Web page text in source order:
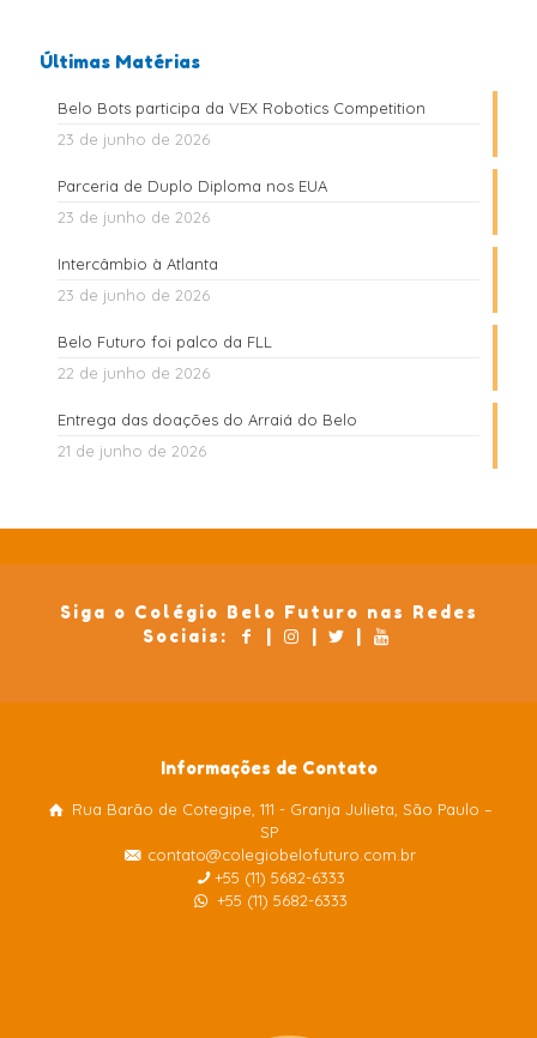
Últimas Matérias
Belo Bots participa da VEX Robotics Competition
23 de junho de 2026
Parceria de Duplo Diploma nos EUA
23 de junho de 2026
Intercâmbio à Atlanta
23 de junho de 2026
Belo Futuro foi palco da FLL
22 de junho de 2026
Entrega das doações do Arraiá do Belo
21 de junho de 2026
Siga o Colégio Belo Futuro nas Redes
Sociais:
Informações de Contato
Rua Barão de Cotegipe, 111 - Granja Julieta, São Paulo –
SP
contato@colegiobelofuturo.com.br
+55 (11) 5682-6333
+55 (11) 5682-6333
Colégio Belo Futuro
Internacional